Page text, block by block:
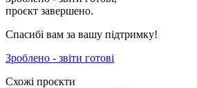
проєкт завершено.
Спасибі вам за вашу підтримку!
Зроблено - звіти готові
Схожі проєкти